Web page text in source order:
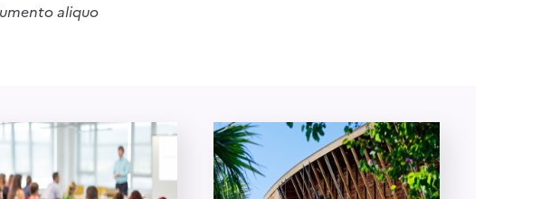
aliquo